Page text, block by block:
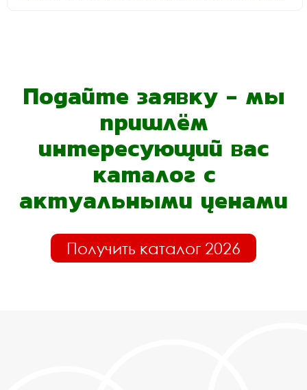
Подайте заявку - мы
пришлём
интересующий вас
каталог с
актуальными ценами
Получить каталог 2026